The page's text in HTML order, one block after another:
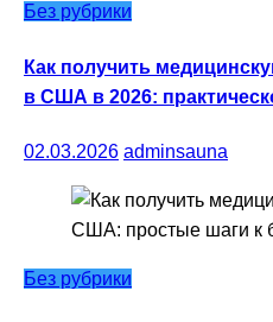
Без рубрики
Как получить
в США в 2026:
02.03.2026 adminsauna
Без рубрики